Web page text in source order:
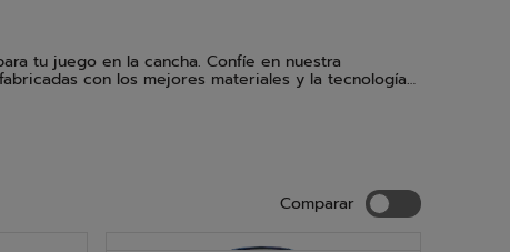
tu juego en la cancha. Confíe en nuestra
con los mejores materiales y la tecnología
Comparar Comparar